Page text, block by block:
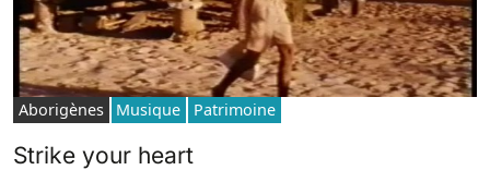
Aborigènes Musique Patrimoine
Strike your heart